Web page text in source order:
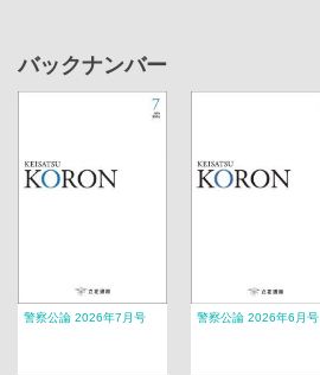
バックナンバー
警察公論 2026年7月号 警察公論 2026年6月号